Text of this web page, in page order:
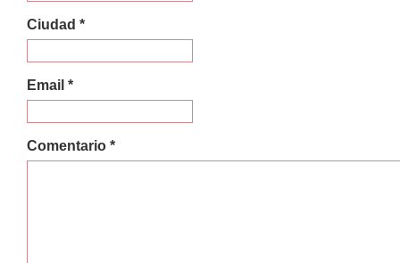
Ciudad *
Email *
Comentario *